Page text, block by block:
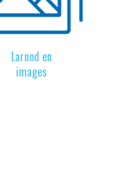
Larnod en
images